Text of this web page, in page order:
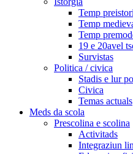
Temp
Temp
Temp
19 e 20avel
Survistas
Politica / civica
Stadis e lur
Civica
Temas actuals
Meds da scola
Prescolina e scolina
Activitads
Integraziun